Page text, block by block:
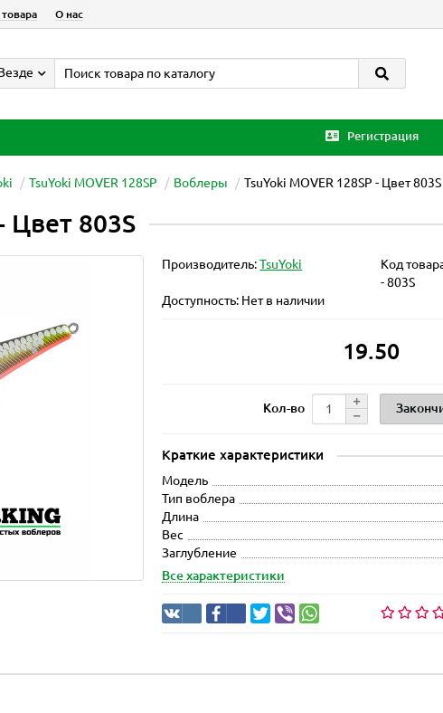
О нас
Регистрация
TsuYoki MOVER 128SP Воблеры TsuYoki MOVER 128SP - Цвет 803S
Цвет 803S
Производитель:TsuYoki
Код
- 803S
Доступность: Нет в наличии
19.50
Кол-во
Краткие характеристики
Модель
Тип воблера
Длина
Вес
Заглубление
Все характеристики